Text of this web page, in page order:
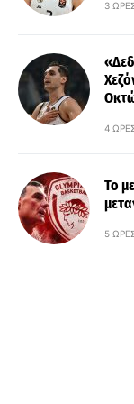
3
4
Το
5